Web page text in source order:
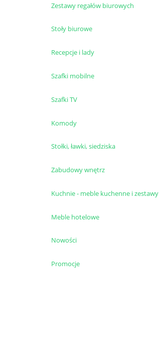
Zestawy regałów biurowych
Stoły biurowe
Recepcje i lady
Szafki mobilne
Szafki TV
Komody
Stołki, ławki, siedziska
Zabudowy wnętrz
Kuchnie - meble kuchenne i zestawy
Meble hotelowe
Nowości
Promocje